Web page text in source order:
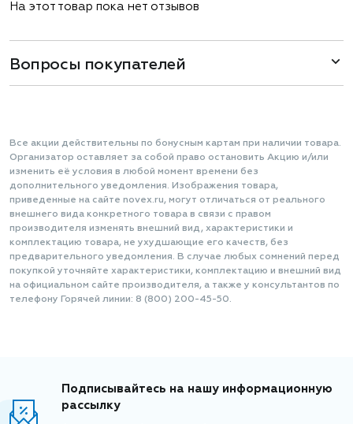
На этот товар пока нет отзывов
Вопросы покупателей
Все акции действительны по бонусным картам при наличии товара.
Организатор оставляет за собой право остановить Акцию и/или
изменить её условия в любой момент времени без
дополнительного уведомления. Изображения товара,
приведенные на сайте novex.ru, могут отличаться от реального
внешнего вида конкретного товара в связи с правом
производителя изменять внешний вид, характеристики и
комплектацию товара, не ухудшающие его качеств, без
предварительного уведомления. В случае любых сомнений перед
покупкой уточняйте характеристики, комплектацию и внешний вид
на официальном сайте производителя, а также у консультантов по
телефону Горячей линии: 8 (800) 200-45-50.
Подписывайтесь на нашу информационную
рассылку